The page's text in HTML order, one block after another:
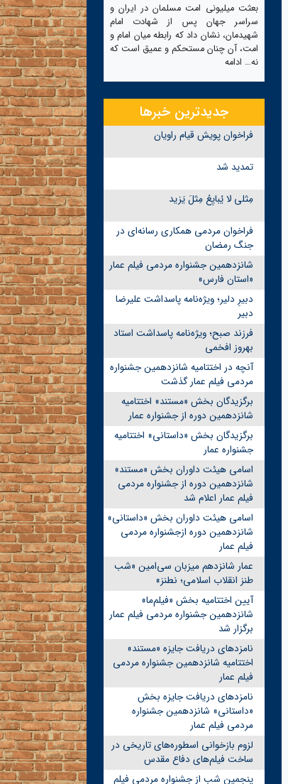
بعثت میلیونی امت مسلمان در ایران و
سراسر جهان پس از شهادت امام
شهیدمان، نشان داد که رابطه میان امام و
امت، آن چنان مستحکم و عمیق است که
نه… ادامه
جدیدترین خبرها
فراخوان پویش قیام راویان
تمدید شد
مِثلی لا یُبایِعُ مِثلَ یَزید
فراخوان مردمی همکاری رسانه‌ای در
جنگ رمضان
شانزدهمین جشنواره مردمی فیلم عمار
«استان فارس»
دبیرِ دلیر؛ ویژه‌نامه پاسداشت علیرضا
دبیر
فرزند صبح؛ ویژه‌نامه پاسداشت استاد
بهروز افخمی
آنچه در اختتامیه شانزدهمین جشنواره
مردمی فیلم عمار گذشت
برگزیدگان بخش «مستند» اختتامیه
شانزدهمین دوره از جشنواره عمار
برگزیدگان بخش «داستانی» اختتامیه
جشنواره عمار
اسامی هیئت داوران بخش «مستند»
شانزدهمین دوره از جشنواره مردمی
فیلم عمار اعلام شد
اسامی هیئت داوران بخش «داستانی»
شانزدهمین دوره ازجشنواره مردمی
فیلم عمار
عمار شانزدهم میزبان سی‌امین «شب
طنز انقلاب اسلامی؛ نطنز»
آیین اختتامیه بخش «فیلم‌ما»
شانزدهمین جشنواره مردمی فیلم عمار
برگزار شد
نامزدهای دریافت جایزه «مستند»
اختتامیه شانزدهمین جشنواره مردمی
فیلم عمار
نامزدهای دریافت جایزه بخش
«داستانی» شانزدهمین جشنواره
مردمی فیلم عمار
لزوم بازخوانی اسطوره‌های تاریخی در
ساخت فیلم‌های دفاع مقدس
پنجمین شب از جشنواره مردمی فیلم